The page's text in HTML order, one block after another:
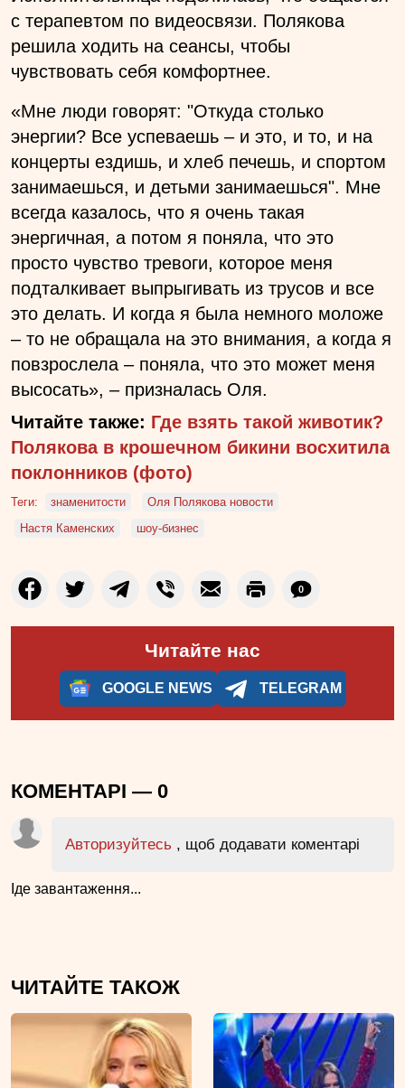
с терапевтом по видеосвязи. Полякова
решила ходить на сеансы, чтобы
чувствовать себя комфортнее.
«Мне люди говорят: "Откуда столько
энергии? Все успеваешь – и это, и то, и на
концерты ездишь, и хлеб печешь, и спортом
занимаешься, и детьми занимаешься". Мне
всегда казалось, что я очень такая
энергичная, а потом я поняла, что это
просто чувство тревоги, которое меня
подталкивает выпрыгивать из трусов и все
это делать. И когда я была немного моложе
– то не обращала на это внимания, а когда я
повзрослела – поняла, что это может меня
высосать», – призналась Оля.
Читайте также: Где взять такой животик?
Полякова в крошечном бикини восхитила
поклонников (фото)
Теги: знаменитости
Оля Полякова новости
Настя Каменских
шоу-бизнес
0
Читайте нас
GOOGLE NEWS TELEGRAM
КОМЕНТАРІ — 0
Авторизуйтесь , щоб додавати коментарі
Іде завантаження...
ЧИТАЙТЕ ТАКОЖ